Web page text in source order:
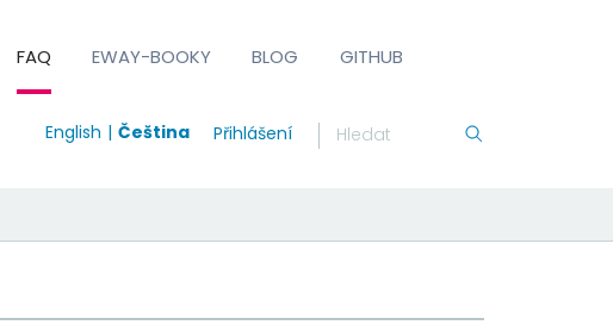
FAQ EWAY-BOOKY BLOG GITHUB
English Čeština Přihlášení